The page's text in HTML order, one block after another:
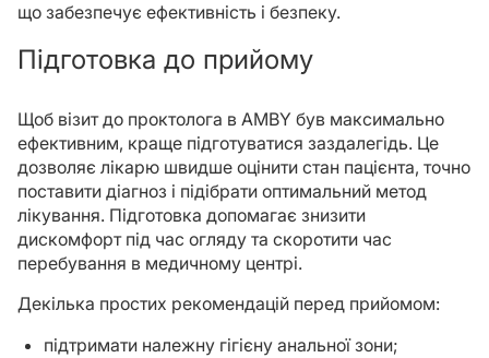
що забезпечує ефективність і безпеку.
Підготовка до прийому
Щоб візит до проктолога в AMBY був максимально
ефективним, краще підготуватися заздалегідь. Це
дозволяє лікарю швидше оцінити стан пацієнта, точно
поставити діагноз і підібрати оптимальний метод
лікування. Підготовка допомагає знизити
дискомфорт під час огляду та скоротити час
перебування в медичному центрі.
Декілька простих рекомендацій перед прийомом:
підтримати належну гігієну анальної зони;